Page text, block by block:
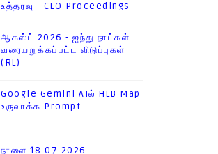
உத்தரவு - CEO Proceedings
ஆகஸ்ட் 2026 - ஐந்து நாட்கள்
வரையறுக்கப்பட்ட விடுப்புகள்
(RL)
Google Gemini AIல் HLB Map
உருவாக்க Prompt
நாளை 18.07.2026